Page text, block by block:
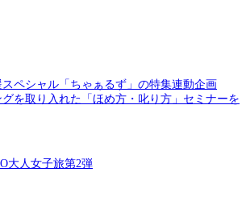
ペシャル「ちゃぁるず」の特集連動企画
を取り入れた「ほめ方・叱り方」セミナーを
大人女子旅第2弾